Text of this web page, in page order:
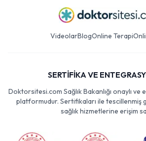
VideolarBlogOnline Terapi
SERTİFİKA VE
Doktorsitesi.com Sağlık Bakanlığı onaylı ve
platformudur. Sertifikaları ile tescillenmiş
sağlık hizmetlerine erişim